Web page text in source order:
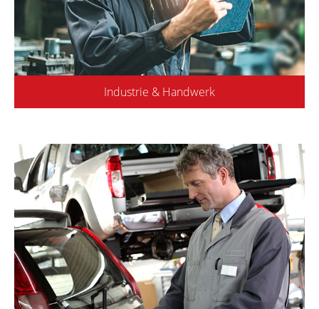
Industrie & Handwerk